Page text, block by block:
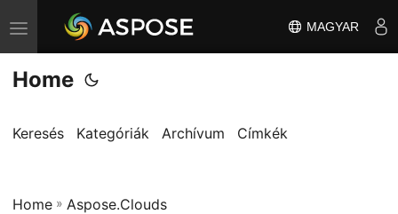
T
o
g
l
a
MAGYAR
Home
Keresés Kategóriák Archívum Címkék
Home » Aspose.Clouds